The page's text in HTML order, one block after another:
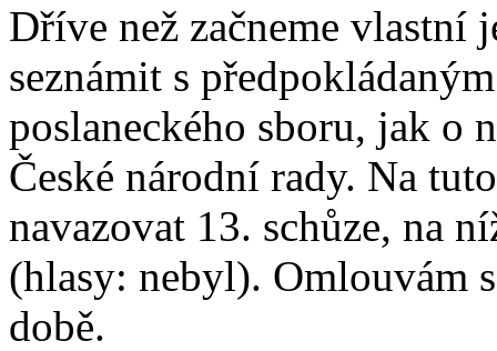
Dříve než začneme vlastní
seznámit s
poslaneckého sboru, jak o
České národní rady. Na
navazovat 13. schůze, na
(hlasy: nebyl). Omlouvám
době.